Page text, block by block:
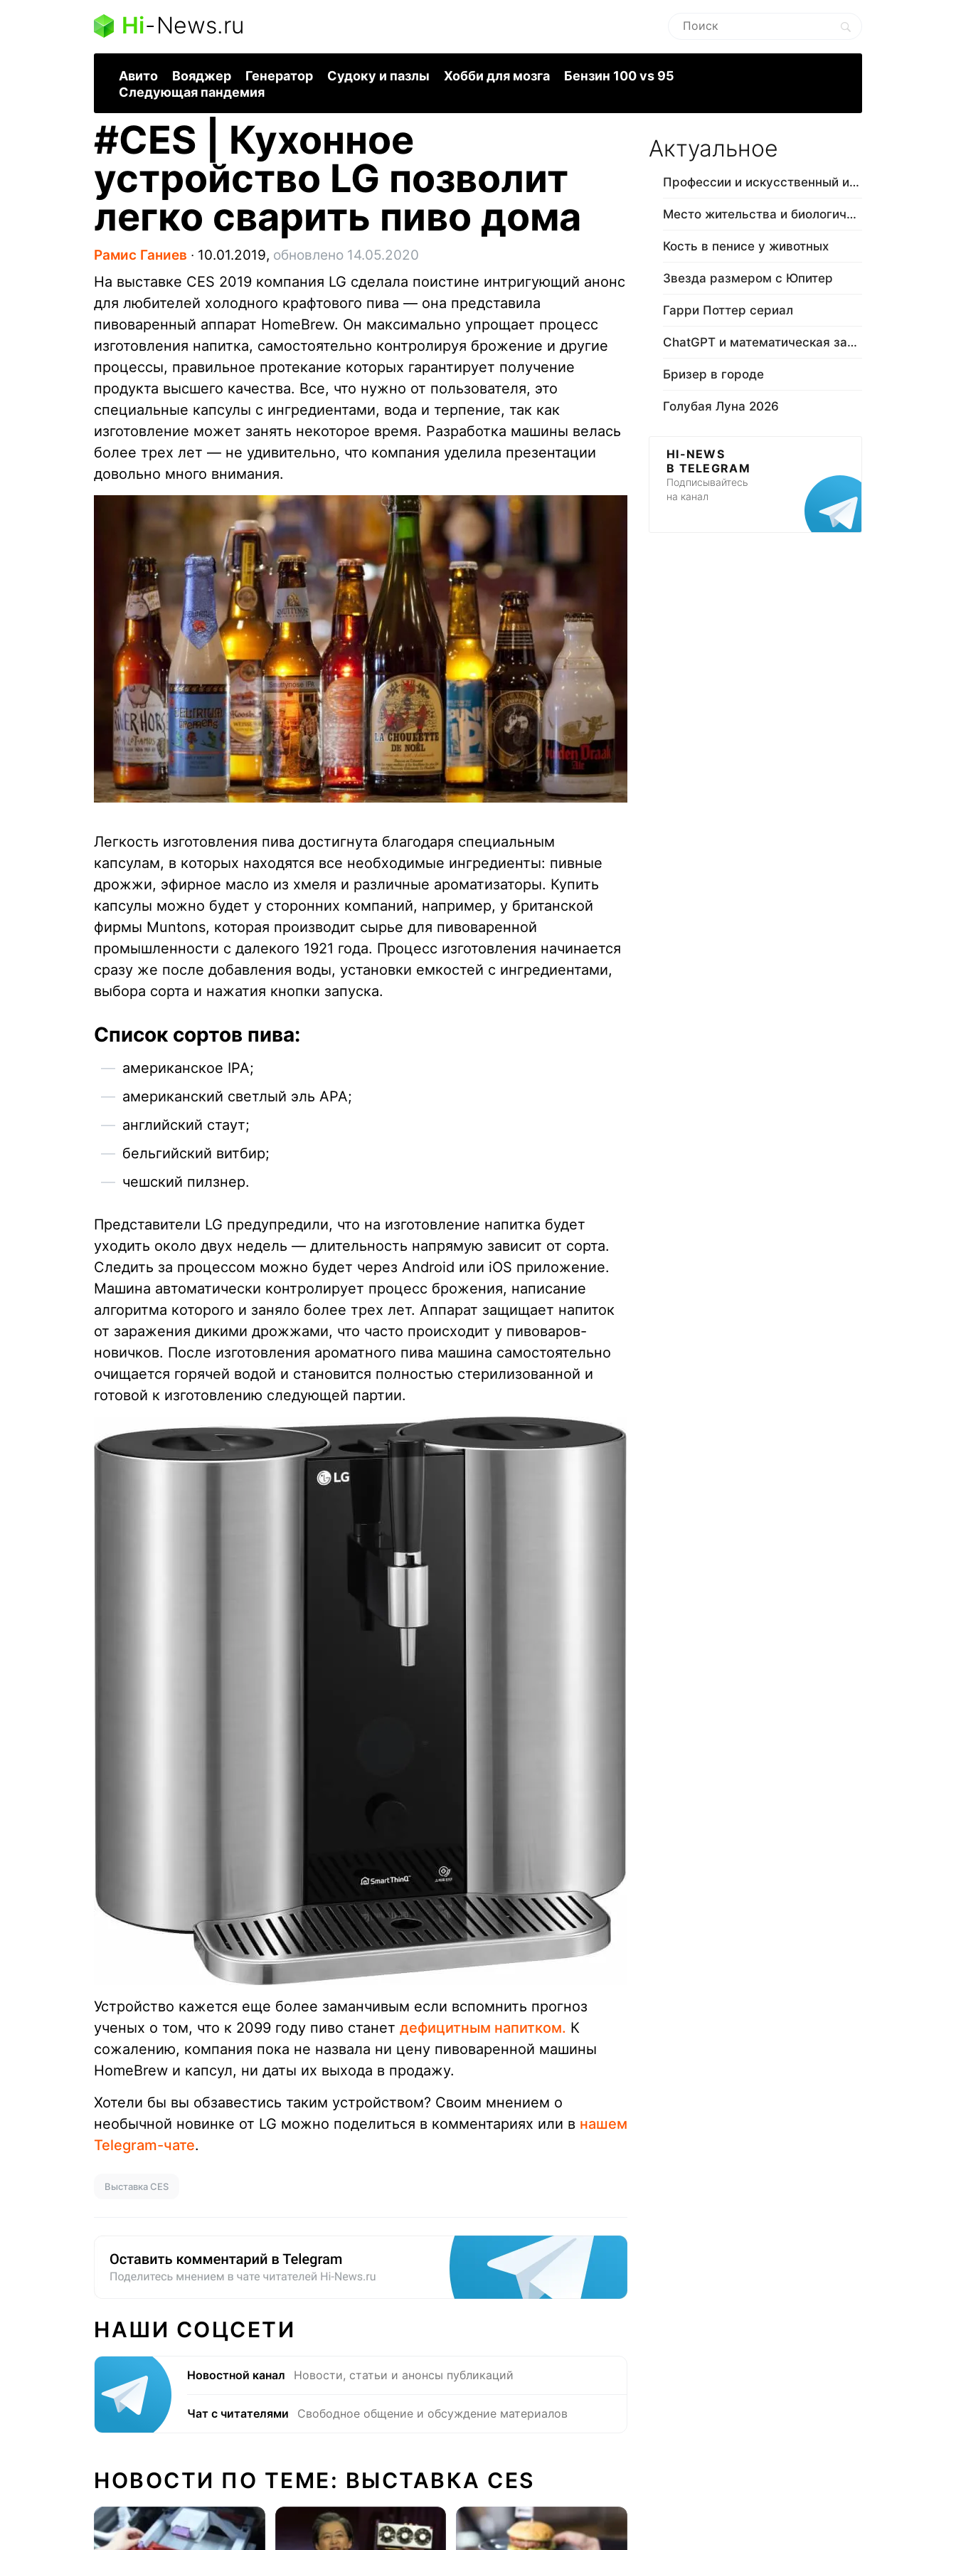
Hi-News.ru
Авито Вояджер Генератор Судоку и пазлы Хобби для мозга
Бензин 100 vs 95
Следующая пандемия
#CES | Кухонное
устройство LG позволит
легко сварить пиво дома
Рамис Ганиев ∙ 10.01.2019, обновлено 14.05.2020
На выставке CES 2019 компания LG сделала поистине интригующий анонс
для любителей холодного крафтового пива — она представила
пивоваренный аппарат HomeBrew. Он максимально упрощает процесс
изготовления напитка, самостоятельно контролируя брожение и другие
процессы, правильное протекание которых гарантирует получение
продукта высшего качества. Все, что нужно от пользователя, это
специальные капсулы с ингредиентами, вода и терпение, так как
изготовление может занять некоторое время. Разработка машины велась
более трех лет — не удивительно, что компания уделила презентации
довольно много внимания.
Легкость изготовления пива достигнута благодаря специальным
капсулам, в которых находятся все необходимые ингредиенты: пивные
дрожжи, эфирное масло из хмеля и различные ароматизаторы. Купить
капсулы можно будет у сторонних компаний, например, у британской
фирмы Muntons, которая производит сырье для пивоваренной
промышленности с далекого 1921 года. Процесс изготовления начинается
сразу же после добавления воды, установки емкостей с ингредиентами,
выбора сорта и нажатия кнопки запуска.
Список сортов пива:
американское IPA;
американский светлый эль APA;
английский стаут;
бельгийский витбир;
чешский пилзнер.
Представители LG предупредили, что на изготовление напитка будет
уходить около двух недель — длительность напрямую зависит от сорта.
Следить за процессом можно будет через Android или iOS приложение.
Машина автоматически контролирует процесс брожения, написание
алгоритма которого и заняло более трех лет. Аппарат защищает напиток
от заражения дикими дрожжами, что часто происходит у пивоваров-
новичков. После изготовления ароматного пива машина самостоятельно
очищается горячей водой и становится полностью стерилизованной и
готовой к изготовлению следующей партии.
Устройство кажется еще более заманчивым если вспомнить прогноз
ученых о том, что к 2099 году пиво станет дефицитным напитком. К
сожалению, компания пока не назвала ни цену пивоваренной машины
HomeBrew и капсул, ни даты их выхода в продажу.
Хотели бы вы обзавестись таким устройством? Своим мнением о
необычной новинке от LG можно поделиться в комментариях или в нашем
Telegram-чате.
Выставка CES
НАШИ СОЦСЕТИ
Новостной канал Новости, статьи и анонсы публикаций
Чат с читателями Свободное общение и обсуждение материалов
НОВОСТИ ПО ТЕМЕ: ВЫСТАВКА CES
Актуальное
Профессии и искусственный интеллект
Место жительства и биологический в…
Кость в пенисе у животных
Звезда размером с Юпитер
Гарри Поттер сериал
ChatGPT и математическая задача
Бризер в городе
Голубая Луна 2026
HI-NEWS
В TELEGRAM
Подписывайтесь
на канал